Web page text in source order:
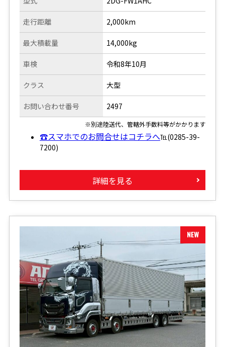
走行距離 2,000km
最大積載量
車検
クラス
お問い合わせ番号
14,000kg
令和8年10月
大型
2497
※別途陸送代、管轄外手数料等がかかります
☎スマホでのお問合せはコチラへ℡(0285-39-
7200)
詳細を見る